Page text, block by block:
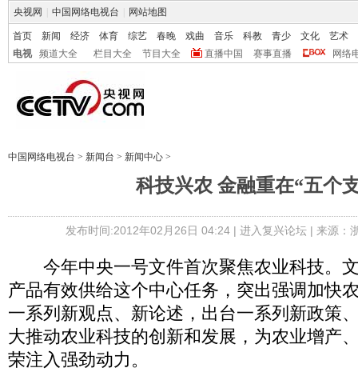
央视网 中国网络电视台 网站地图
首页 新闻 经济 体育 综艺 春晚 戏曲 音乐 科教 青少 文化
艺术
电视
频道大全 栏目大全 节目大全 直播中国 赛事直播 网络
中国网络电视台 > 新闻台 > 新闻中心 >
科技兴农 金融重在“五个
发布时间:2012年02月26日 04:24 | 进入复兴论坛| 来源：
今年中央一号文件首次聚焦农业科技。
产品有效供给这个中心任务，突出强调加快
一系列新观点、新论述，出台一系列新政策
大推动农业科技的创新和发展，为农业增产
荣注入强劲动力。